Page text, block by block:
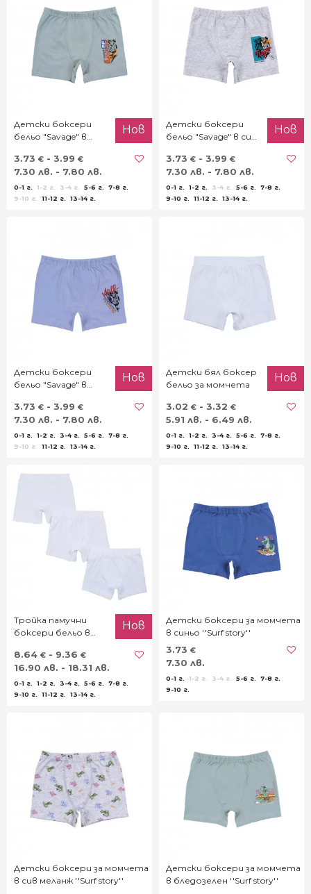
Детски боксери
бельо "Savage" в
Нов
3.73 € - 3.99 €
7.30 лв. - 7.80 лв.
0-1 г. 1-2 г. 3-4 г. 5-6 г.
7-8 г.
9-10 г.
11-12 г. 13-14 г.
Детски боксери
бельо "Savage" в сив
Нов
3.73 € - 3.99 €
7.30 лв. - 7.80 лв.
0-1 г. 1-2 г. 3-4 г. 5-6 г.
7-8 г.
9-10 г.
11-12 г. 13-14 г.
Детски боксери
бельо "Savage" в
Нов
3.73 € - 3.99 €
7.30 лв. - 7.80 лв.
0-1 г. 1-2 г. 3-4 г. 5-6 г.
7-8 г.
9-10 г.
11-12 г. 13-14 г.
Детски бял боксер
бельо за момчета
Нов
3.02 € - 3.32 €
5.91 лв. - 6.49 лв.
0-1 г. 1-2 г. 3-4 г. 5-6 г.
7-8 г.
9-10 г.
11-12 г. 13-14 г.
Тройка памучни
боксери бельо в
Нов
8.64 € - 9.36 €
16.90 лв. - 18.31 лв.
0-1 г. 1-2 г. 3-4 г. 5-6 г.
7-8 г.
9-10 г.
11-12 г. 13-14 г.
Детски боксери за момчета
в синьо ''Surf story''
3.73 €
7.30 лв.
0-1 г. 1-2 г. 3-4 г. 5-6 г.
7-8 г.
9-10 г.
Детски боксери за момчета
в сив меланж ''Surf story''
Детски боксери за момчета
в бледозелен ''Surf story''